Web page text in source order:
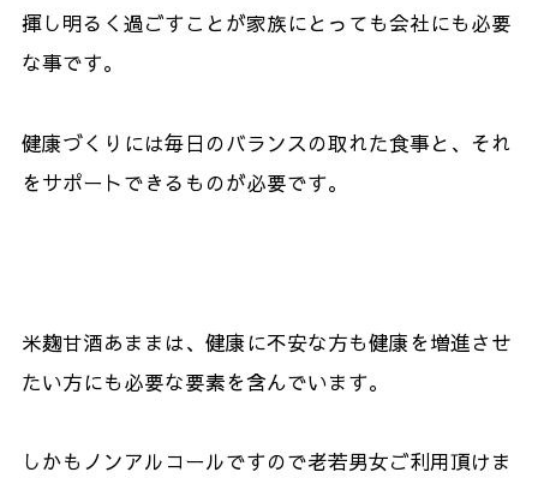
揮し明るく過ごすことが家族にとっても会社にも必要
な事です。
健康づくりには毎日のバランスの取れた食事と、それ
をサポートできるものが必要です。
米麹甘酒あままは、健康に不安な方も健康を増進させ
たい方にも必要な要素を含んでいます。
しかもノンアルコールですので老若男女ご利用頂けま